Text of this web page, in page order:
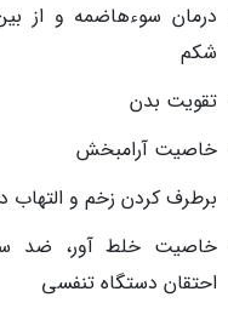
درمان سوءهاضمه و از
شکم
تقویت بدن
خاصیت آرامبخش
برطرف کردن زخم و التهاب
خاصیت خلط آور، ضد
احتقان دستگاه تنفسی